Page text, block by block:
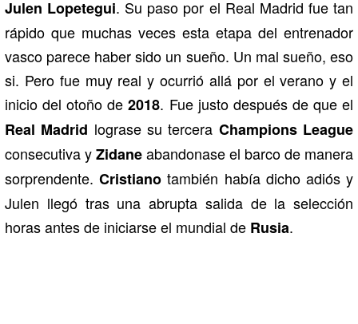
Julen Lopetegui. Su paso por el Real Madrid fue tan
rápido que muchas veces esta etapa del entrenador
vasco parece haber sido un sueño. Un mal sueño, eso
si. Pero fue muy real y ocurrió allá por el verano y el
inicio del otoño de2018. Fue justo después de que el
Real Madrid lograse su tercera Champions League
consecutiva yZidaneabandonase el barco de manera
sorprendente.Cristiano también había dicho adiós y
Julen llegó tras una abrupta salida de la selección
horas antes de iniciarse el mundial de Rusia.